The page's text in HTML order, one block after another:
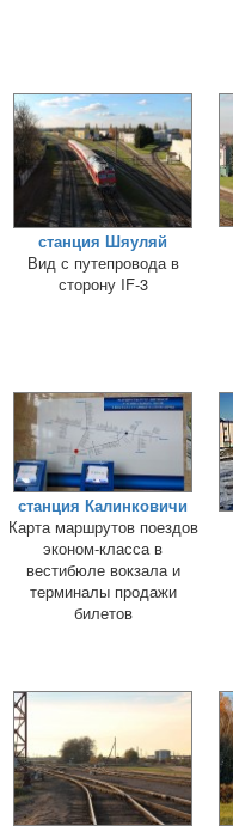
станция Шяуляй
Вид с путепровода в
сторону IF-3
станция Калинковичи
Карта маршрутов поездов
эконом-класса в
вестибюле вокзала и
терминалы продажи
билетов